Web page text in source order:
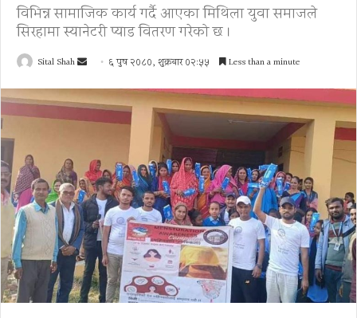
विभिन्न सामाजिक कार्य गर्दै आएका मिथिला युवा समाजले
सिरहामा स्यानेटरी प्याड वितरण गरेको छ ।
Sital Shah
Send
email
६ पुष २०८०, शुक्रबार ०२:५५ Less than a minute